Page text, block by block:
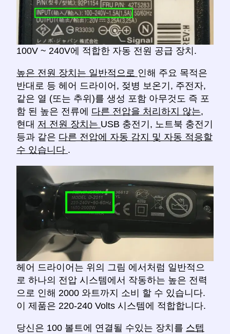
100V ~ 240V에 적합한 자동 전원 공급 장치.
높은 전원 장치는 일반적으로 인해 주요 목적은
반대로 등 헤어 드라이어, 젖병 보온기, 주전자,
같은 열 (또는 추위)를 생성 포함 아무것도 즉 포
함 된 높은 전류에 다른 전압을 처리하지 않는,
현대 저 전원 장치는 USB 충전기, 노트북 충전기
등과 같은 다른 전압에 자동 감지 및 자동 적응할
수 있습니다 .
헤어 드라이어는 위의 그림 에서처럼 일반적으
로 하나의 전압 시스템에서 작동하는 높은 전력
으로 인해 2000 와트까지 소비 할 수 있습니다.
이 제품은 220-240 Volts 시스템에 적합합니다.
당신은 100 볼트에 연결될 수있는 장치를 스텝